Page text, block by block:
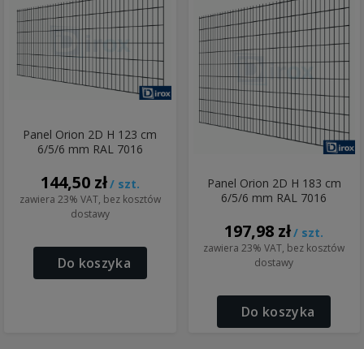
Panel Orion 2D H 123 cm
6/5/6 mm RAL 7016
144,50 zł/ szt.
zawiera 23% VAT, bez kosztów
dostawy
Do koszyka
Panel Orion 2D H 183 cm
6/5/6 mm RAL 7016
197,98 zł/ szt.
zawiera 23% VAT, bez kosztów
dostawy
Do koszyka